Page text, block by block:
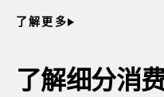
了解更多
了解细分消